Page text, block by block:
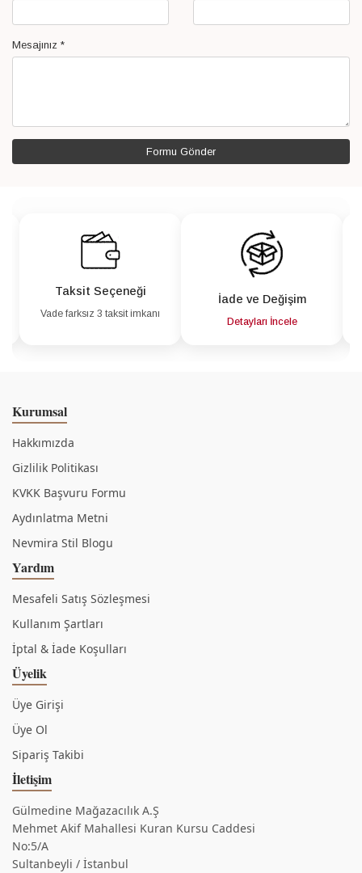
Mesajınız *
Formu Gönder
Taksit Seçeneği
Vade farksız 3 taksit imkanı
İade ve Değişim
Detayları İncele
Kurumsal
Hakkımızda
Gizlilik Politikası
KVKK Başvuru Formu
Aydınlatma Metni
Nevmira Stil Blogu
Yardım
Mesafeli Satış Sözleşmesi
Kullanım Şartları
İptal & İade Koşulları
Üyelik
Üye Girişi
Üye Ol
Sipariş Takibi
İletişim
Gülmedine Mağazacılık A.Ş
Mehmet Akif Mahallesi Kuran Kursu Caddesi
No:5/A
Sultanbeyli / İstanbul